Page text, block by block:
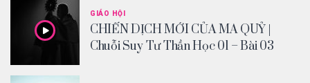
GIÁO HỘI
CHIẾN DỊCH MỚI CỦA MA QUỶ |
Chuỗi Suy Tư Thần Học 01 – Bài 03